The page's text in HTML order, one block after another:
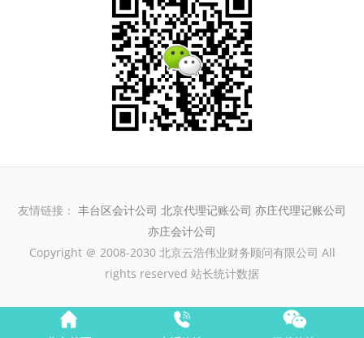
友情链接： 丰台区会计公司 北京代理记账公司 亦庄代理记账公司
亦庄会计公司
Copyright ＠ 2008-2030 北京云浩伟业财务顾问有限公司 All
rights reserved 站长统计数据